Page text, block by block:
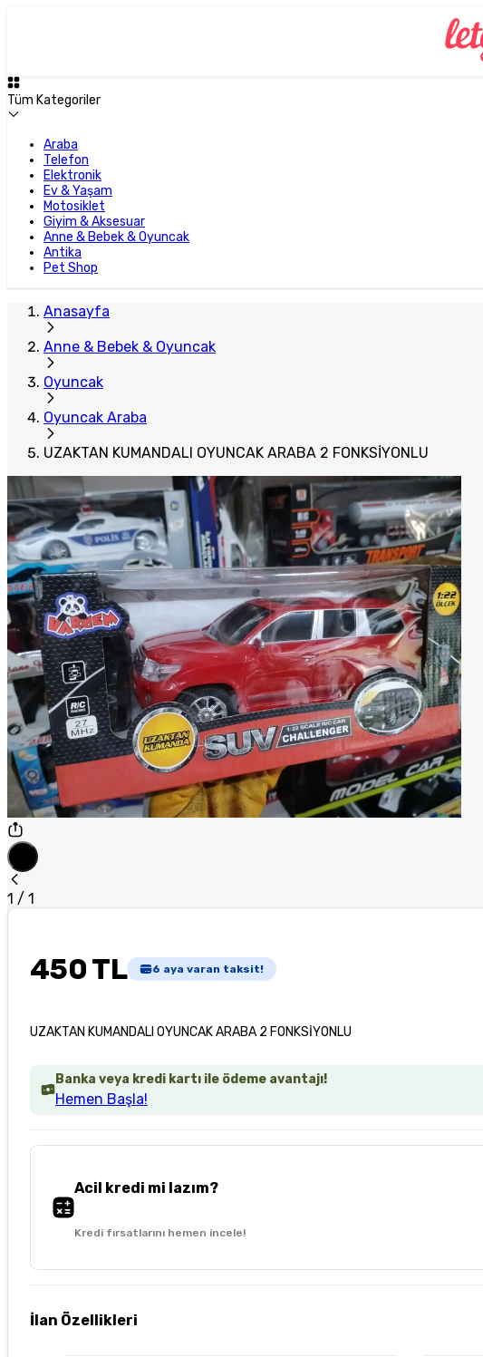
Tüm Kategoriler
Araba
Telefon
Elektronik
Ev & Yaşam
Motosiklet
Giyim & Aksesuar
Anne & Bebek & Oyuncak
Antika
Pet Shop
Anasayfa
Anne & Bebek & Oyuncak
Oyuncak
Oyuncak Araba
UZAKTAN KUMANDALI OYUNCAK ARABA 2 FONKSİYONLU
1 / 1
450 TL 6 aya varan taksit!
UZAKTAN KUMANDALI OYUNCAK ARABA 2 FONKSİYONLU
Banka veya kredi kartı ile ödeme avantajı!
Hemen Başla!
Acil kredi mi lazım?
Kredi fırsatlarını hemen incele!
İlan Özellikleri